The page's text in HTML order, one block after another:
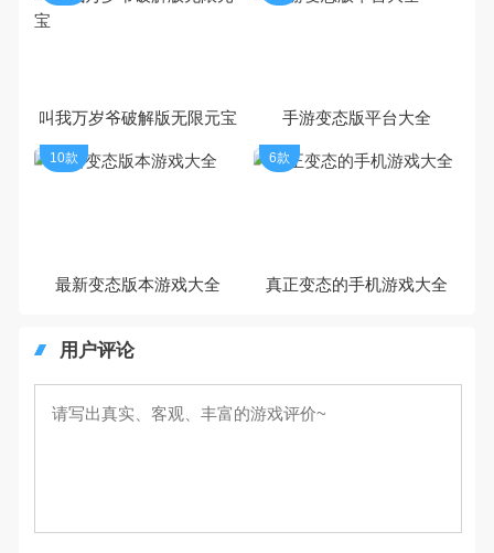
叫我万岁爷破解版无限元宝 手游变态版平台大全
最新变态版本游戏大全
10款
真正变态的手机游戏大全
6款
用户评论